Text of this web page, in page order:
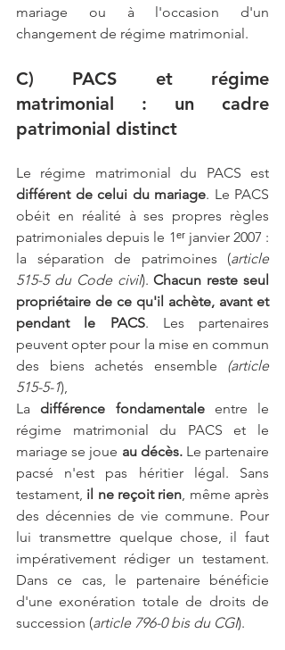
mariage ou à l'occasion d'un
changement de régime matrimonial.
C) PACS et régime
matrimonial : un cadre
patrimonial distinct
différent de celui du mariage. Le PACS
obéit en réalité à ses propres règles
patrimoniales depuis le 1ᵉʳ janvier 2007 :
la séparation de patrimoines (article
515-5 du Code civil). Chacun reste seul
propriétaire de ce qu'il achète, avant et
pendant le PACS. Les partenaires
peuvent opter pour la mise en commun
des biens achetés ensemble (article
515-5-1),
La différence fondamentale entre le
régime matrimonial du PACS et le
mariage se joue au décès. Le partenaire
pacsé n'est pas héritier légal. Sans
testament, il ne reçoit rien , même après
des décennies de vie commune. Pour
lui transmettre quelque chose, il faut
impérativement rédiger un testament.
Dans ce cas, le partenaire bénéficie
d'une exonération totale de droits de
succession (article 796-0 bis du CGI).